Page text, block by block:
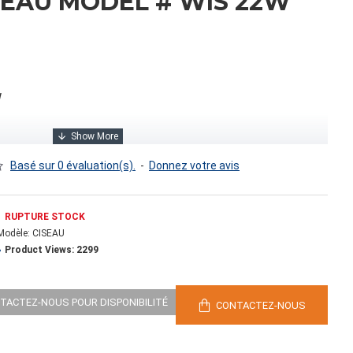
Basé sur 0 évaluation(s). - Donnez votre avis
RUPTURE STOCK
CISEAU
Product Views: 2299
NOUS POUR DISPONIBILITÉ CONTACTEZ-NOUS